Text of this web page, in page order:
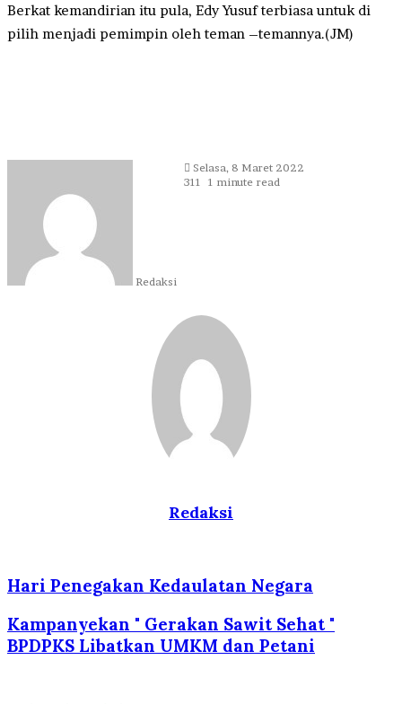
Berkat kemandirian itu pula, Edy Yusuf terbiasa untuk di
pilih menjadi pemimpin oleh teman –temannya.(JM)
Redaksi
Send
an
Selasa, 8 Maret 2022
311
1 minute read
Redaksi
Hari Penegakan Kedaulatan Negara
Kampanyekan " Gerakan Sawit Sehat "
BPDPKS Libatkan UMKM dan Petani